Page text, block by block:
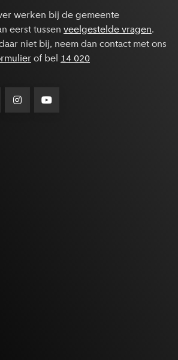
werken bij de gemeente
eerst tussen veelgestelde vragen.
niet bij, neem dan contact met ons
of bel 14 020